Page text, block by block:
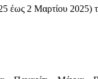
έως 2 Μαρτίου